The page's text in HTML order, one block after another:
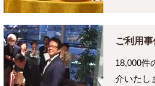
ご利用事
18,000件
介いたし